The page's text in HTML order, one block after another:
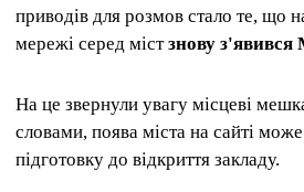
приводів для розмов стало те, що
мережі серед містзнову з'явився
На це звернули увагу місцеві
словами, поява міста на сайті
підготовку до відкриття закладу.